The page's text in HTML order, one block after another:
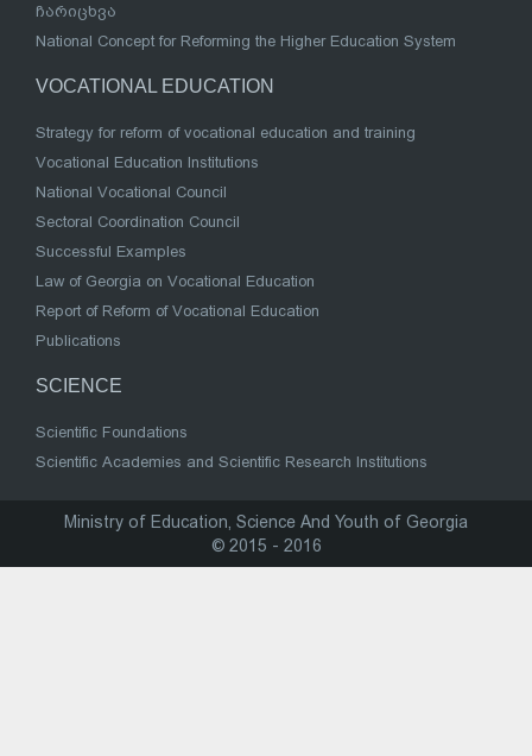
ჩარიცხვა
National Concept for Reforming the Higher Education System
VOCATIONAL EDUCATION
Strategy for reform of vocational education and training
Vocational Education Institutions
National Vocational Council
Sectoral Coordination Council
Successful Examples
Law of Georgia on Vocational Education
Report of Reform of Vocational Education
Publications
SCIENCE
Scientific Foundations
Scientific Academies and Scientific Research Institutions
Ministry of Education, Science And Youth of Georgia
© 2015 - 2016